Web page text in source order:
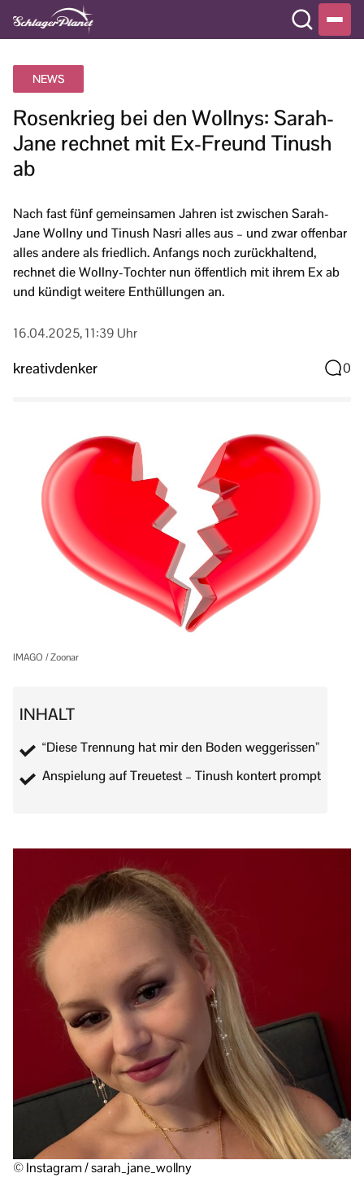
NEWS
Rosenkrieg bei den Wollnys: Sarah-
Jane rechnet mit Ex-Freund Tinush
ab
Nach fast fünf gemeinsamen Jahren ist zwischen Sarah-
Jane Wollny und Tinush Nasri alles aus – und zwar offenbar
alles andere als friedlich. Anfangs noch zurückhaltend,
rechnet die Wollny-Tochter nun öffentlich mit ihrem Ex ab
und kündigt weitere Enthüllungen an.
16.04.2025, 11:39 Uhr
kreativdenker 0
IMAGO / Zoonar
INHALT
“Diese Trennung hat mir den Boden weggerissen”
Anspielung auf Treuetest – Tinush kontert prompt
© Instagram / sarah_jane_wollny